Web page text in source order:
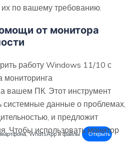
по вашему требованию.
от монитора
работу Windows 11/10 с
мониторинга
вашем ПК. Этот инструмент
системные данные о проблемах,
и предложит
Чтобы использовать монитор
WhatsApp и файлы
Открыть